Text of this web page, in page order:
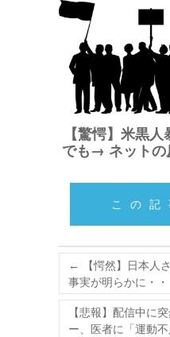
【驚愕】米黒
でも→ ネットの
この記
←
【愕然】日本人
事実が明らかに・・
【悲報】配信中に
ー、医者に「運動